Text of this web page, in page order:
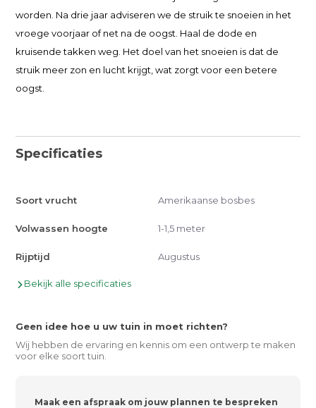
worden. Na drie jaar adviseren we de struik te snoeien in het
vroege voorjaar of net na de oogst. Haal de dode en
kruisende takken weg. Het doel van het snoeien is dat de
struik meer zon en lucht krijgt, wat zorgt voor een betere
oogst.
Specificaties
Soort vrucht Amerikaanse bosbes
Volwassen hoogte 1-1,5 meter
Rijptijd Augustus
Bekijk alle specificaties
Geen idee hoe u uw tuin in moet richten?
Wij hebben de ervaring en kennis om een ontwerp te maken
voor elke soort tuin.
Maak een afspraak om jouw plannen te bespreken